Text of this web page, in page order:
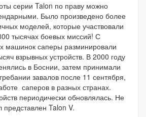
серии Talon по праву можно
Было произведено более
моделей, которые участвовали
тысячах боевых миссий! С
машинок саперы разминировали
взрывных устройств. В 2000 году
в Боснии, затем принимали
завалов после 11 сентября,
саперов в разных странах.
периодически обновлялась. Не
представлен Talon V.